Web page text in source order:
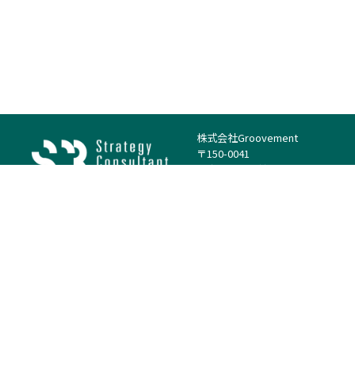
株式会社Groovement
〒150-0041
東京都渋谷区神南1丁目23−14